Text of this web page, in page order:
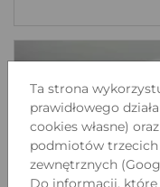
Ta strona
prawidłowego
cookies własne)
podmiotów trzecich
zewnętrznych
Do informacji,